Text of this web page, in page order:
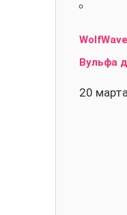
Вульфа
20